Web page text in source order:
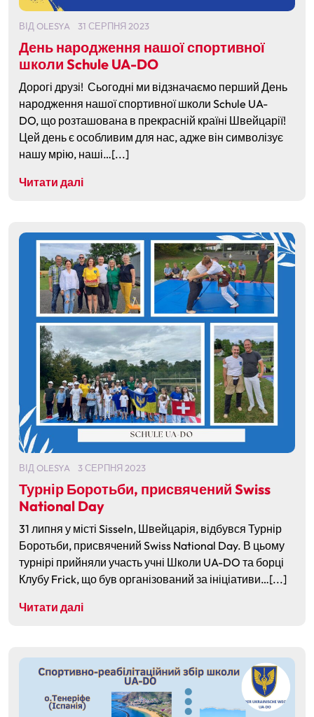
ВІД OLESYA 31 СЕРПНЯ 2023
День народження нашої спортивної
школи Schule UA-DO
Дорогі друзі! Сьогодні ми відзначаємо перший День
народження нашої спортивної школи Schule UA-
DO, що розташована в прекрасній країні Швейцарії!
Цей день є особливим для нас, адже він символізує
нашу мрію, наші…[...]
Читати далі
ВІД OLESYA 3 СЕРПНЯ 2023
Турнір Боротьби, присвячений Swiss
National Day
31 липня у місті Sisseln, Швейцарія, відбувся Турнір
Боротьби, присвячений Swiss National Day. В цьому
турнірі прийняли участь учні Школи UA-DO та борці
Клубу Frick, що був організований за ініціативи…[...]
Читати далі